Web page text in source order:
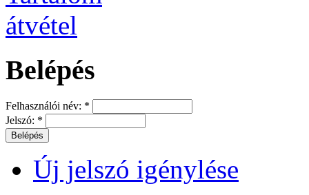
Belépés
Felhasználói név: *
Jelszó: *
Új jelszó igénylése